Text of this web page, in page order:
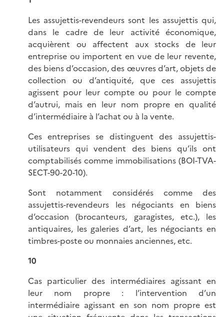
Les assujettis-revendeurs sont les assujettis qui,
dans le cadre de leur activité économique,
acquièrent ou affectent aux stocks de leur
entreprise ou importent en vue de leur revente,
des biens d’occasion, des œuvres d’art, objets de
collection ou d’antiquité, que ces assujettis
agissent pour leur compte ou pour le compte
d’autrui, mais en leur nom propre en qualité
d’intermédiaire à l’achat ou à la vente.
Ces entreprises se distinguent des assujettis-
utilisateurs qui vendent des biens qu’ils ont
comptabilisés comme immobilisations (BOI-TVA-
SECT-90-20-10).
Sont notamment considérés comme des
assujettis-revendeurs les négociants en biens
d’occasion (brocanteurs, garagistes, etc.), les
antiquaires, les galeries d’art, les négociants en
timbres-poste ou monnaies anciennes, etc.
10
Cas particulier des intermédiaires agissant en
leur nom propre : l’intervention d’un
intermédiaire agissant en son nom propre est